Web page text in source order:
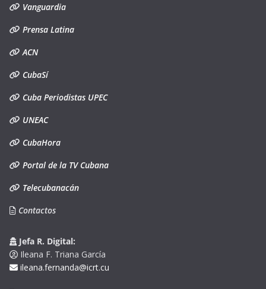
Vanguardia
Prensa Latina
ACN
CubaSí
Cuba Periodistas UPEC
UNEAC
CubaHora
Portal de la TV Cubana
Telecubanacán
Contactos
Jefa R. Digital:
Ileana F. Triana García
ileana.fernanda@icrt.cu